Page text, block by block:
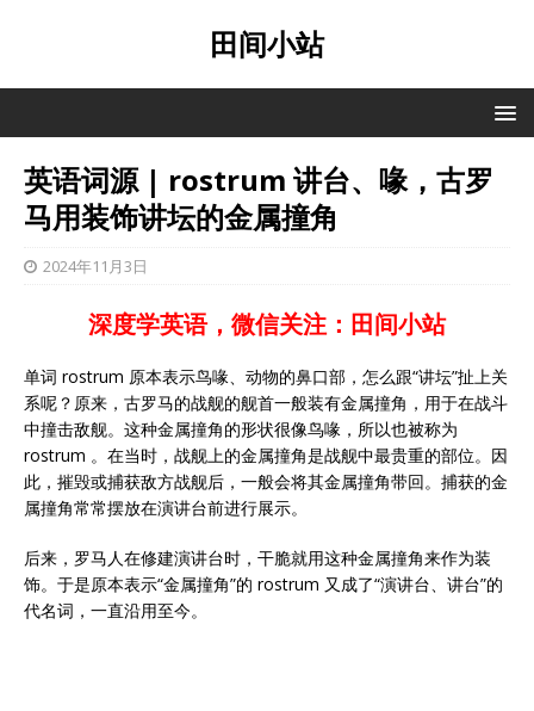
田间小站
英语词源 | rostrum 讲台、喙，古罗
马用装饰讲坛的金属撞角
2024年11月3日
深度学英语，微信关注：田间小站
单词 rostrum 原本表示鸟喙、动物的鼻口部，怎么跟“讲坛”扯上关
系呢？原来，古罗马的战舰的舰首一般装有金属撞角，用于在战斗
中撞击敌舰。这种金属撞角的形状很像鸟喙，所以也被称为
rostrum 。在当时，战舰上的金属撞角是战舰中最贵重的部位。因
此，摧毁或捕获敌方战舰后，一般会将其金属撞角带回。捕获的金
属撞角常常摆放在演讲台前进行展示。
后来，罗马人在修建演讲台时，干脆就用这种金属撞角来作为装
饰。于是原本表示“金属撞角”的 rostrum 又成了“演讲台、讲台”的
代名词，一直沿用至今。